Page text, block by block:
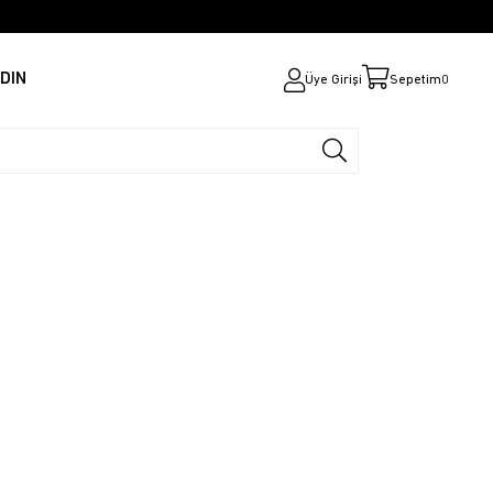
Üye Girişi Sepetim0